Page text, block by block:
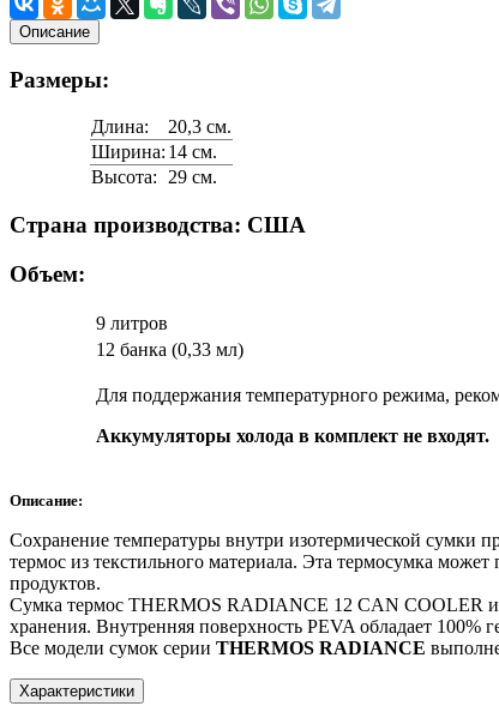
Описание
Размеры:
Длина:
20,3 cм.
Ширина: 14 см.
Высота:
29 см.
Страна производства: США
Объем:
9 литров
12 банка (0,33 мл)
Для поддержания температурного режима,
Аккумуляторы холода в комплект не входят.
Описание:
Сохранение температуры внутри изотермической сумки
термос из текстильного материала. Эта термосумка
продуктов.
Сумка термос THERMOS RADIANCE 12 CAN COOLER
хранения. Внутренняя поверхность PEVA обладает 100%
Все модели сумок серии THERMOS RADIANCE
Характеристики